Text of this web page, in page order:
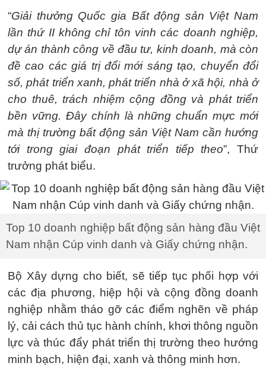
“Giải thưởng Quốc gia Bất động sản Việt Nam
lần thứ II không chỉ tôn vinh các doanh nghiệp,
dự án thành công về đầu tư, kinh doanh, mà còn
đề cao các giá trị đổi mới sáng tạo, chuyển đổi
số, phát triển xanh, phát triển nhà ở xã hội, nhà ở
cho thuê, trách nhiệm cộng đồng và phát triển
bền vững. Đây chính là những chuẩn mực mới
mà thị trường bất động sản Việt Nam cần hướng
tới trong giai đoạn phát triển tiếp theo”, Thứ
trưởng phát biểu.
Top 10 doanh nghiệp bất động sản hàng đầu Việt
Nam nhận Cúp vinh danh và Giấy chứng nhận.
Bộ Xây dựng cho biết, sẽ tiếp tục phối hợp với
các địa phương, hiệp hội và cộng đồng doanh
nghiệp nhằm tháo gỡ các điểm nghẽn về pháp
lý, cải cách thủ tục hành chính, khơi thông nguồn
lực và thúc đẩy phát triển thị trường theo hướng
minh bạch, hiện đại, xanh và thông minh hơn.